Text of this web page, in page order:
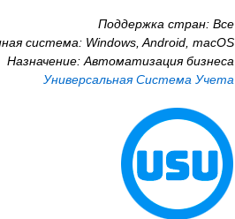
Поддержка стран: Все
система: Windows, Android, macOS
Назначение: Автоматизация бизнеса
Универсальная Система Учета